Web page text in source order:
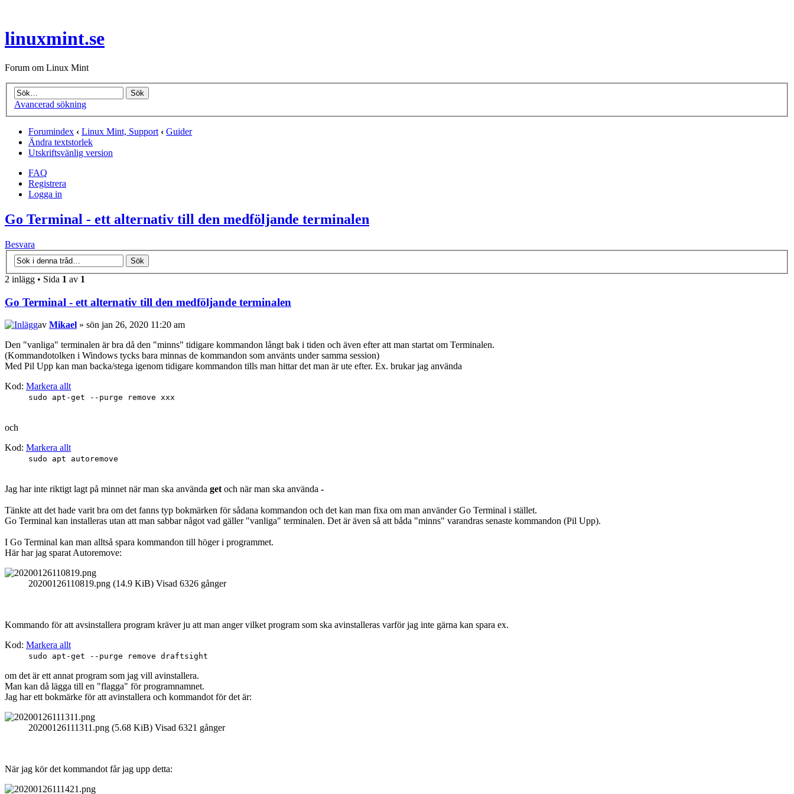
linuxmint.se
Forum om Linux Mint
Avancerad sökning
Forumindex ‹ Linux Mint, Support ‹ Guider
Ändra textstorlek
Utskriftsvänlig version
FAQ
Registrera
Logga in
Go Terminal - ett alternativ till den medföljande terminalen
Besvara
2 inlägg • Sida 1 av 1
Go Terminal - ett alternativ till den medföljande terminalen
av Mikael » sön jan 26, 2020 11:20 am
Den "vanliga" terminalen är bra då den "minns" tidigare kommandon långt bak i tiden och även efter att man startat om Terminalen.
(Kommandotolken i Windows tycks bara minnas de kommandon som använts under samma session)
Med Pil Upp kan man backa/stega igenom tidigare kommandon tills man hittar det man är ute efter. Ex. brukar jag använda
Kod: Markera allt
sudo apt-get --purge remove xxx
och
Kod: Markera allt
sudo apt autoremove
Jag har inte riktigt lagt på minnet när man ska använda get och när man ska använda -
Tänkte att det hade varit bra om det fanns typ bokmärken för sådana kommandon och det kan man fixa om man använder Go Terminal i stället.
Go Terminal kan installeras utan att man sabbar något vad gäller "vanliga" terminalen. Det är även så att båda "minns" varandras senaste kommandon (Pil Upp).
I Go Terminal kan man alltså spara kommandon till höger i programmet.
Här har jag sparat Autoremove:
20200126110819.png (14.9 KiB) Visad 6326 gånger
Kommando för att avsinstallera program kräver ju att man anger vilket program som ska avinstalleras varför jag inte gärna kan spara ex.
Kod: Markera allt
sudo apt-get --purge remove draftsight
om det är ett annat program som jag vill avinstallera.
Man kan då lägga till en "flagga" för programnamnet.
Jag har ett bokmärke för att avinstallera och kommandot för det är:
20200126111311.png (5.68 KiB) Visad 6321 gånger
När jag kör det kommandot får jag upp detta: